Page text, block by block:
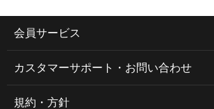
会員サービス
カスタマーサポート・お問い合わせ
規約・方針